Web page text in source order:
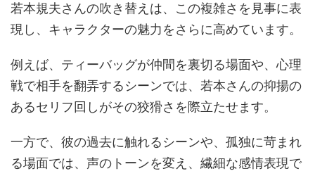
若本規夫さんの吹き替えは、この複雑さを見事に表
現し、キャラクターの魅力をさらに高めています。
例えば、ティーバッグが仲間を裏切る場面や、心理
戦で相手を翻弄するシーンでは、若本さんの抑揚の
あるセリフ回しがその狡猾さを際立たせます。
一方で、彼の過去に触れるシーンや、孤独に苛まれ
る場面では、声のトーンを変え、繊細な感情表現で